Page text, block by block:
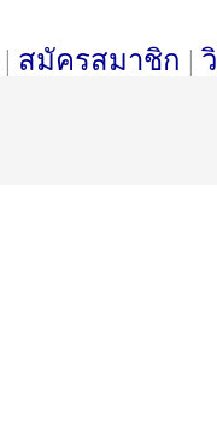
| สมัครสมาชิก |